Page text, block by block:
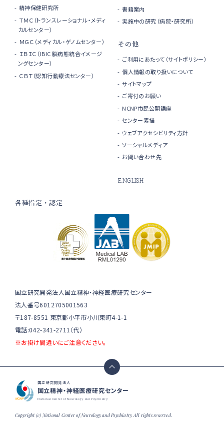
精神保健研究所
ＴＭＣ（トランスレーショナル・メディ
カルセンター）
ＭＧＣ（メディカル・ゲノムセンター）
ＩＢＩＣ（IBIC 脳病態統合イメージ
ングセンター）
ＣＢＴ（認知行動療法センター）
書籍案内
実施中の研究（病院・研究所）
その他
ご利用にあたって（サイトポリシー）
個人情報の取り扱いについて
サイトマップ
ご寄付のお願い
NCNP市民公開講座
センター素描
ウェブアクセシビリティ方針
ソーシャルメディア
お問い合わせ先
ENGLISH
各種指定・認定
国立研究開発法人国立精神・神経医療研究センター
法人番号6012705001563
〒187-8551 東京都小平市小川東町4-1-1
電話:042-341-2711（代）
※お掛け間違いにご注意ください。
国立研究開発法人
国立精神・神経医療研究センター
National Center of Neurology and Psychiatry
Copyright (c) National Center of Neurology and Psychiatry All rights reserved.